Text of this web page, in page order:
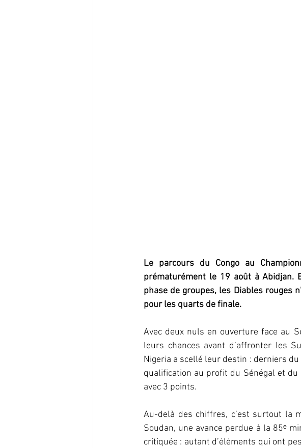
Le parcours du Congo au
prématurément le 19 août à
phase de groupes, les Diables rouges
pour les quarts de finale.
Avec deux nuls en ouverture face au
leurs chances avant d’affronter les
Nigeria a scellé leur destin : derniers
qualification au profit du Sénégal et
avec 3 points.
Au-delà des chiffres, c’est surtout la
Soudan, une avance perdue à la 85ᵉ
critiquée : autant d’éléments qui ont